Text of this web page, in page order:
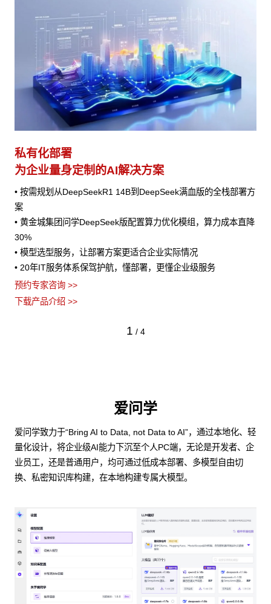
私有化部署
为企业量身定制的AI解决方案
• 按需规划从DeepSeekR1 14B到DeepSeek满血版的全栈部署方
案
• 黄金城集团问学DeepSeek版配置算力优化模组，算力成本直降
30%
• 模型选型服务，让部署方案更适合企业实际情况
• 20年IT服务体系保驾护航，懂部署，更懂企业级服务
预约专家咨询 >>
下载产品介绍 >>
1 / 4
爱问学
爱问学致力于“Bring AI to Data, not Data to AI”，通过本地化、轻
量化设计，将企业级AI能力下沉至个人PC端，无论是开发者、企
业员工，还是普通用户，均可通过低成本部署、多模型自由切
换、私密知识库构建，在本地构建专属大模型。